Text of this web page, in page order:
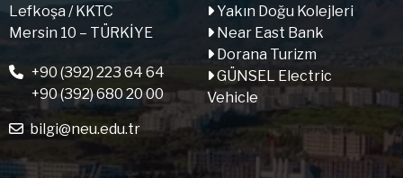
Lefkoşa / KKTC
Mersin 10 – TÜRKİYE
+90 (392) 223 64 64
+90 (392) 680 20 00
bilgi@neu.edu.tr
Yakın Doğu Kolejleri
Near East Bank
Dorana Turizm
GÜNSEL Electric
Vehicle